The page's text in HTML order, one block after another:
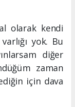
olarak kendi
yok. Bu
diğer
zaman
için dava